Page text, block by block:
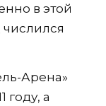
в этой
числился
Арена»
году, а